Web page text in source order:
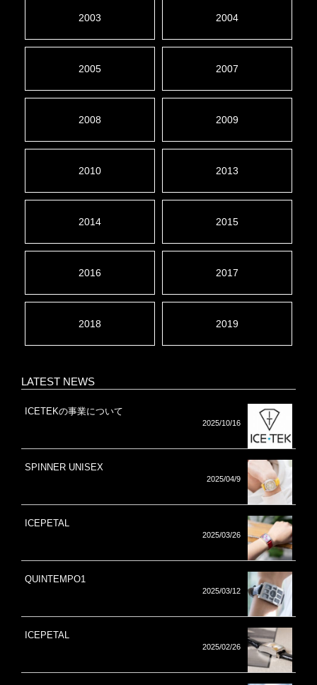
2003 2004
2005 2007
2008 2009
2010 2013
2014 2015
2016 2017
2018 2019
LATEST NEWS
ICETEKの事業について
2025/10/16
SPINNER UNISEX
2025/04/9
ICEPETAL
2025/03/26
QUINTEMPO1
2025/03/12
ICEPETAL
2025/02/26